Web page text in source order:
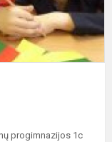
progimnazijos 1c